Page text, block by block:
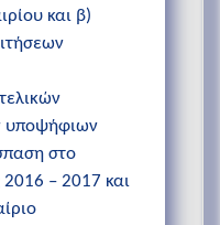
και β)
υποψήφιων
στο
2016 – 2017 και